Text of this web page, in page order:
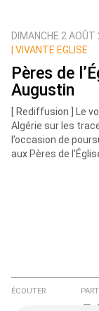
Nom
Courriel (non
Ajoutez
DIMANCHE 2 AOÛT
VIVANTE EGLISE
Pères de
Augustin
[ Rediffusion ] Le
Algérie sur les
l’occasion de
aux Pères de
ÉCOUTER